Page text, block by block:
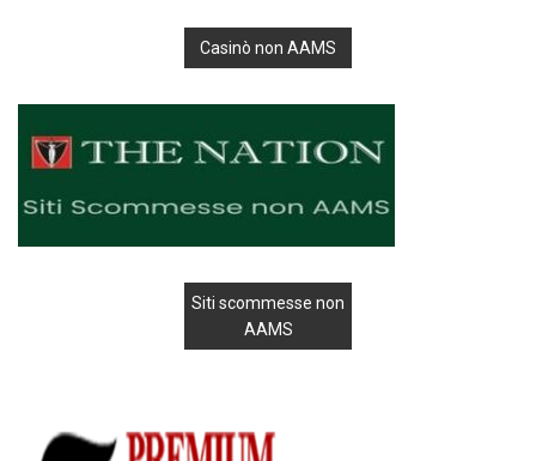
Casinò non AAMS
Siti scommesse non
AAMS